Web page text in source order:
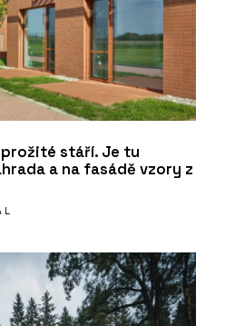
stáří. Je tu
a na fasádě vzory z